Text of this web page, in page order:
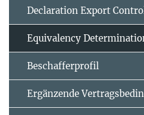
Declaration Export
Equivalency
Beschafferprofil
Ergänzende